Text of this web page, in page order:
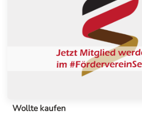
Wollte kaufen